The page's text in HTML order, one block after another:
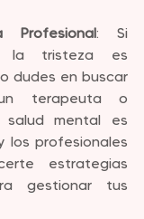
Profesional: Si
la tristeza es
dudes en buscar
terapeuta o
salud mental es
los profesionales
estrategias
gestionar tus